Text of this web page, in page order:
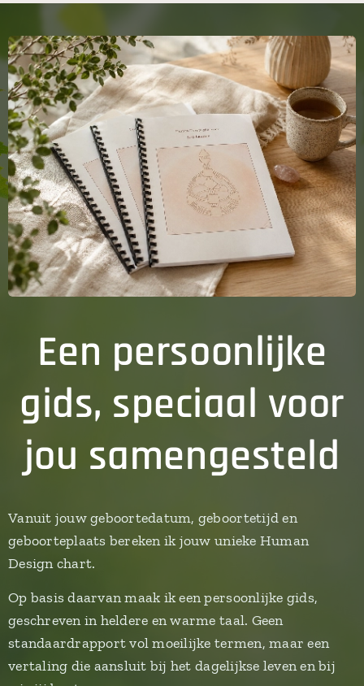
Een persoonlijke
gids, speciaal voor
jou samengesteld
Vanuit jouw geboortedatum, geboortetijd en
geboorteplaats bereken ik jouw unieke Human
Design chart.
Op basis daarvan maak ik een persoonlijke gids,
geschreven in heldere en warme taal. Geen
standaardrapport vol moeilijke termen, maar een
vertaling die aansluit bij het dagelijkse leven en bij